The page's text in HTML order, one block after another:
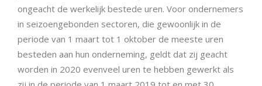
ongeacht de werkelijk bestede uren. Voor ondernemers
in seizoengebonden sectoren, die gewoonlijk in de
periode van 1 maart tot 1 oktober de meeste uren
besteden aan hun onderneming, geldt dat zij geacht
worden in 2020 evenveel uren te hebben gewerkt als